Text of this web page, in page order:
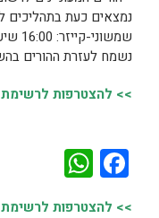
נשמח לעזרת ההורים
>> להצטרפות לרשימת
Facebook
>> להצטרפות לרשימת